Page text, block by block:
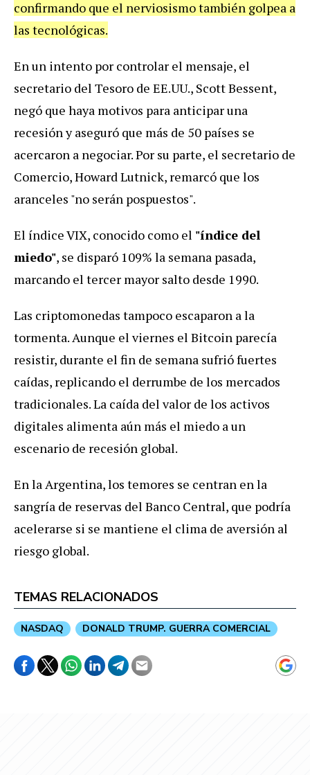
confirmando que el nerviosismo también golpea a
las tecnológicas.
En un intento por controlar el mensaje, el
secretario del Tesoro de EE.UU., Scott Bessent,
negó que haya motivos para anticipar una
recesión y aseguró que más de 50 países se
acercaron a negociar. Por su parte, el secretario de
Comercio, Howard Lutnick, remarcó que los
aranceles "no serán pospuestos".
El índice VIX, conocido como el "índice del
miedo", se disparó 109% la semana pasada,
marcando el tercer mayor salto desde 1990.
Las criptomonedas tampoco escaparon a la
tormenta. Aunque el viernes el Bitcoin parecía
resistir, durante el fin de semana sufrió fuertes
caídas, replicando el derrumbe de los mercados
tradicionales. La caída del valor de los activos
digitales alimenta aún más el miedo a un
escenario de recesión global.
En la Argentina, los temores se centran en la
sangría de reservas del Banco Central, que podría
acelerarse si se mantiene el clima de aversión al
riesgo global.
TEMAS RELACIONADOS
NASDAQ DONALD TRUMP. GUERRA COMERCIAL